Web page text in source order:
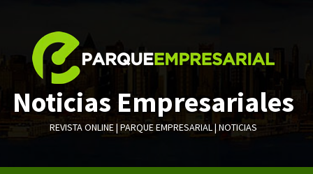
contenido
Noticias Empresariales
REVISTA ONLINE | PARQUE EMPRESARIAL | NOTICIAS